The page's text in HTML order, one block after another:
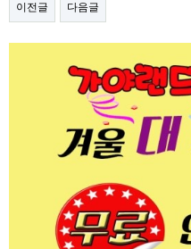
이전글 다음글